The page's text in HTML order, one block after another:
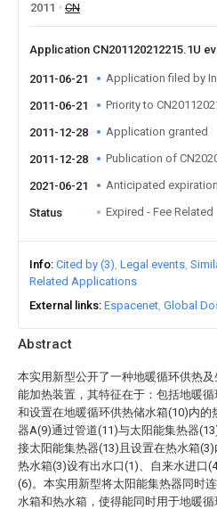
Abstract
本实用新型公开了一种地暖循环供热
能加热装置，其特征在于：包括地暖
和设置在地暖循环供热储水箱(10)内的
器A(9)通过管道(11)与太阳能集热器
接太阳能集热器(13)且设置在热水箱(3)
热水箱(3)设有出水口(1)、自来水进口
(6)。本实用新型将太阳能集热器同时
水箱和热水箱，使得能同时用于地暖
2011
CN
Application CN201120212215.1U
2011-06-21 Application filed by
2011-06-21 Priority to
2011-12-28 Application granted
2011-12-28 Publication of
2021-06-21 Anticipated expiration
Status Expired - Fee Related
Info Cited by (3) Legal events
Related Applications
External links Espacenet Global